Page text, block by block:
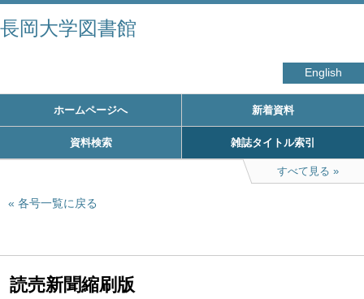
長岡大学図書館
English
ホームページへ 新着資料
資料検索 雑誌タイトル索引
すべて見る
各号一覧に戻る
読売新聞縮刷版